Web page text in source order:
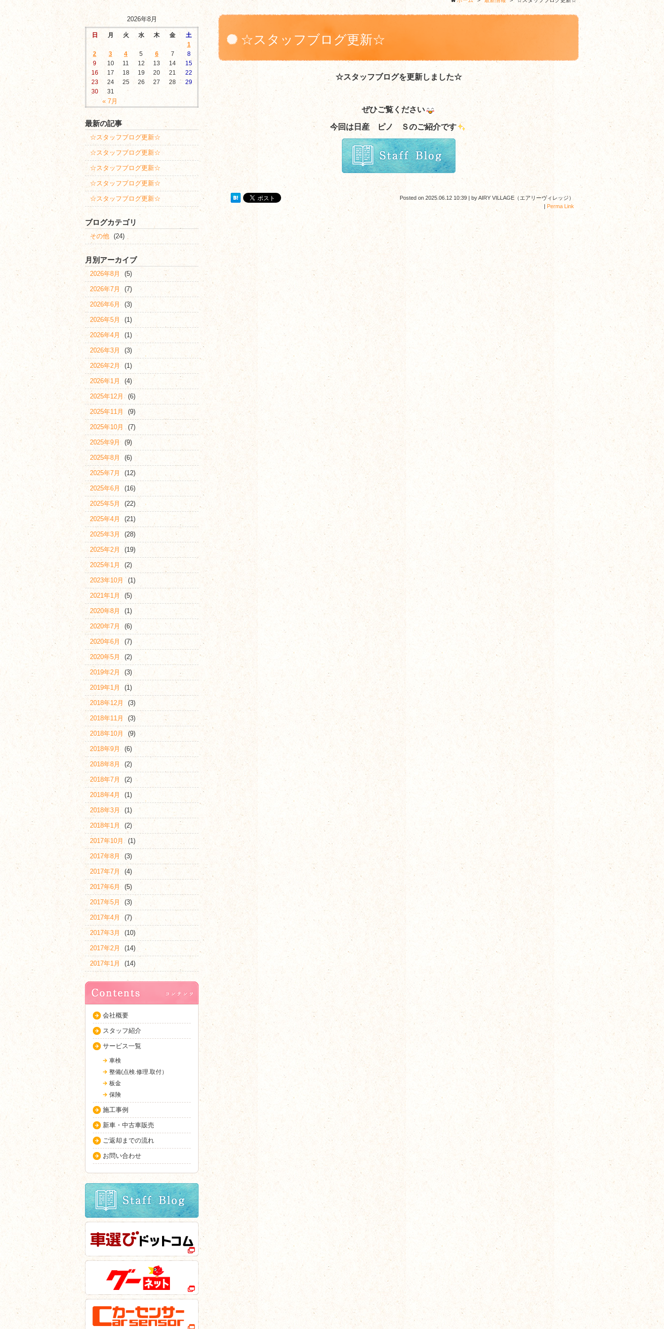
☆スタッフブログ更新☆
☆スタッフブログを更新しました☆
ぜひご覧ください
今回は日産 ピノ Ｓのご紹介です
Posted on 2025.06.12 10:39 | byAIRY VILLAGE（エアリーヴィレッジ）
| Perma Link
2026年8月
日 月 火 水 木 金 土
« 7月
1
2
3 4 5 6 7
8
9
10 11 12 13 14
15
16
17 18 19 20 21
22
23
24 25 26 27 28
29
30
31
最新の記事
☆スタッフブログ更新☆
☆スタッフブログ更新☆
☆スタッフブログ更新☆
☆スタッフブログ更新☆
☆スタッフブログ更新☆
ブログカテゴリ
その他 (24)
月別アーカイブ
2026年8月 (5)
2026年7月 (7)
2026年6月 (3)
2026年5月 (1)
2026年4月 (1)
2026年3月 (3)
2026年2月 (1)
2026年1月 (4)
2025年12月 (6)
2025年11月 (9)
2025年10月 (7)
2025年9月 (9)
2025年8月 (6)
2025年7月 (12)
2025年6月 (16)
2025年5月 (22)
2025年4月 (21)
2025年3月 (28)
2025年2月 (19)
2025年1月 (2)
2023年10月 (1)
2021年1月 (5)
2020年8月 (1)
2020年7月 (6)
2020年6月 (7)
2020年5月 (2)
2019年2月 (3)
2019年1月 (1)
2018年12月 (3)
2018年11月 (3)
2018年10月 (9)
2018年9月 (6)
2018年8月 (2)
2018年7月 (2)
2018年4月 (1)
2018年3月 (1)
2018年1月 (2)
2017年10月 (1)
2017年8月 (3)
2017年7月 (4)
2017年6月 (5)
2017年5月 (3)
2017年4月 (7)
2017年3月 (10)
2017年2月 (14)
2017年1月 (14)
会社概要
スタッフ紹介
サービス一覧
車検
整備(点検.修理.取付）
板金
保険
施工事例
新車・中古車販売
ご返却までの流れ
お問い合わせ